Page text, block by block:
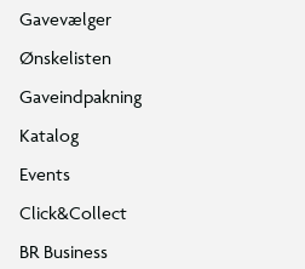
Gavevælger
Ønskelisten
Gaveindpakning
Katalog
Events
Click&Collect
BR Business